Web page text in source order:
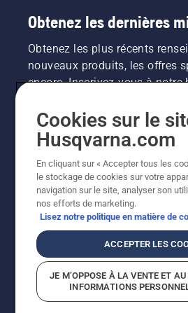
Obtenez les dernières
Obtenez les plus récents
nouveaux produits, les offres
encore. Inscrivez-vous à notre
INSCRIPTION À LA
l'amélioration continue, le
varier par rapport aux images,
Cookies sur le
Husqvarna.com
En cliquant sur « Accepter tous les
le stockage de cookies sur votre
navigation sur le site, analyser son
nos efforts de marketing.
Lisez notre politique en matière de
ACCEPTER LES
JE M’OPPOSE À LA VENTE ET
INFORMATIONS